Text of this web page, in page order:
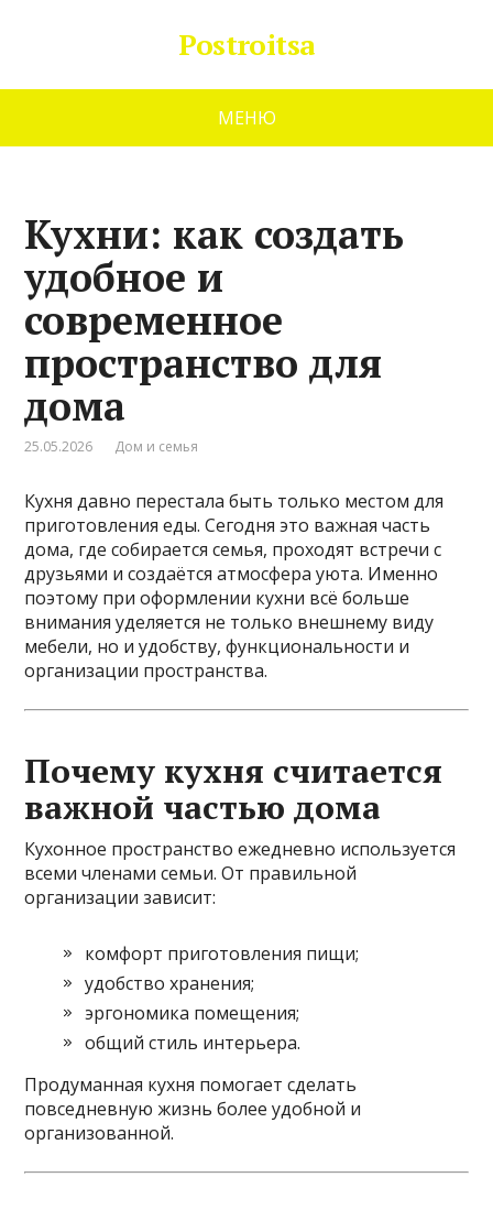
Postroitsa
МЕНЮ
Кухни: как создать
удобное и
современное
пространство для
дома
25.05.2026 Дом и семья
Кухня давно перестала быть только местом для
приготовления еды. Сегодня это важная часть
дома, где собирается семья, проходят встречи с
друзьями и создаётся атмосфера уюта. Именно
поэтому при оформлении кухни всё больше
внимания уделяется не только внешнему виду
мебели, но и удобству, функциональности и
организации пространства.
Почему кухня считается
важной частью дома
Кухонное пространство ежедневно используется
всеми членами семьи. От правильной
организации зависит:
комфорт приготовления пищи;
удобство хранения;
эргономика помещения;
общий стиль интерьера.
Продуманная кухня помогает сделать
повседневную жизнь более удобной и
организованной.